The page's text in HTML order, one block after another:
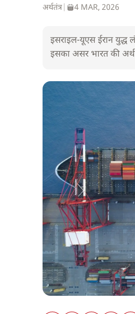
अर्थतंत्र 4 MAR, 2026
इसराइल-यूएस ईरान
इसका असर भारत की